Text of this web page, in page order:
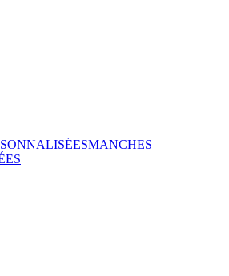
MANCHES